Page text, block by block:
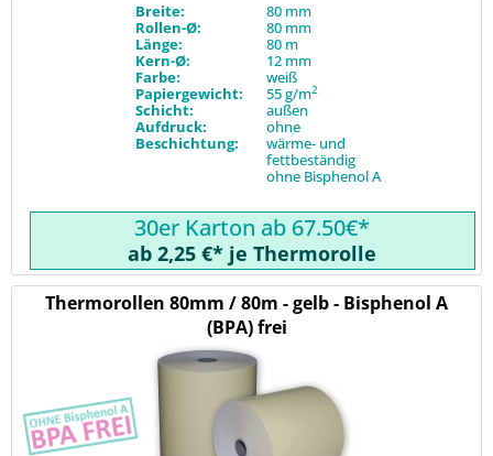
Breite:
80 mm
Rollen-Ø:
80 mm
Länge:
80 m
Kern-Ø:
12 mm
Farbe:
weiß
Papiergewicht:
55 g/m2
Schicht:
außen
Aufdruck:
ohne
Beschichtung:
wärme- und
fettbeständig
ohne Bisphenol A
30er Karton ab 67.50€*
ab 2,25 €* je Thermorolle
Thermorollen 80mm / 80m - gelb - Bisphenol A
(BPA) frei